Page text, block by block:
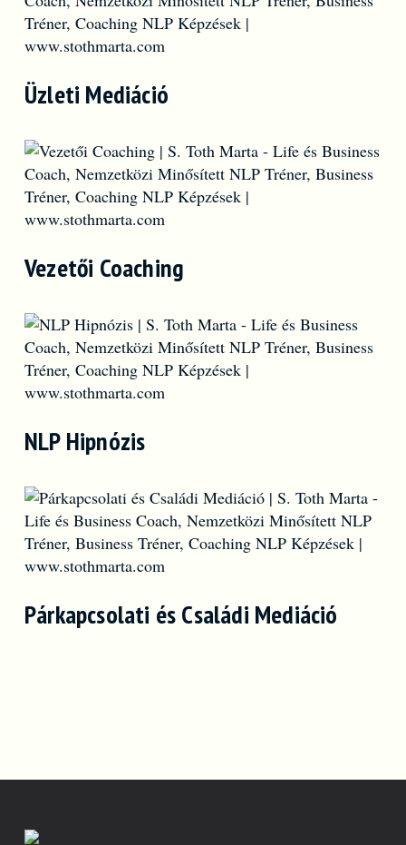
Üzleti Mediáció
Vezetői Coaching
NLP Hipnózis
Párkapcsolati és Családi Mediáció